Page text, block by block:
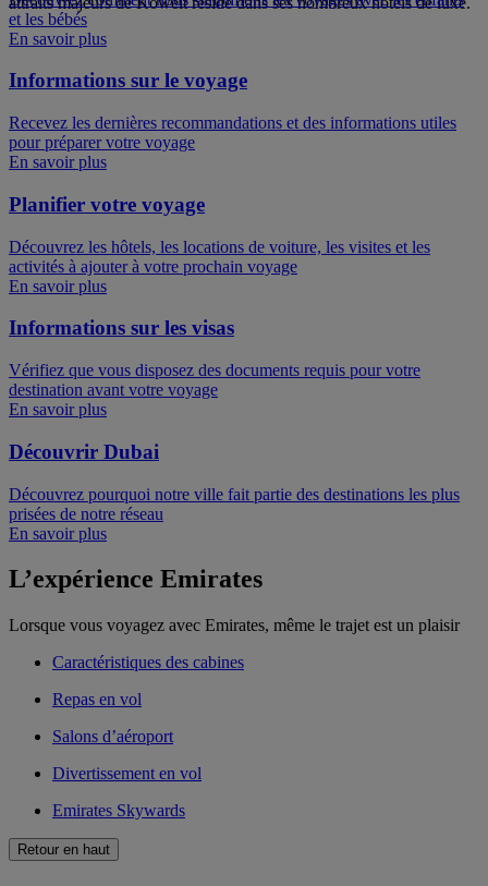
et les bébés
En savoir plus
Informations sur le voyage
Recevez les dernières recommandations et des informations utiles
pour préparer votre voyage
En savoir plus
Planifier votre voyage
Découvrez les hôtels, les locations de voiture, les visites et les
activités à ajouter à votre prochain voyage
En savoir plus
Informations sur les visas
Vérifiez que vous disposez des documents requis pour votre
destination avant votre voyage
En savoir plus
Découvrir Dubai
Découvrez pourquoi notre ville fait partie des destinations les plus
prisées de notre réseau
En savoir plus
L’expérience Emirates
Lorsque vous voyagez avec Emirates, même le trajet est un plaisir
Caractéristiques des cabines
Repas en vol
Salons d’aéroport
Divertissement en vol
Emirates Skywards
Retour en haut